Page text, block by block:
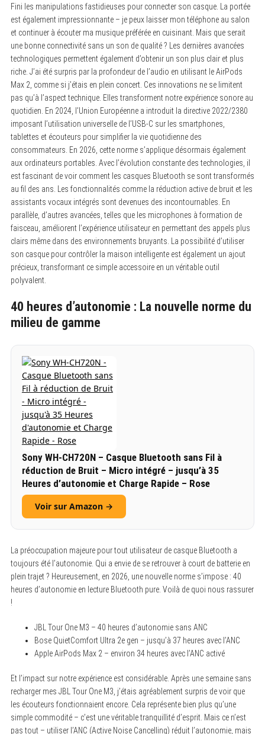
Fini les manipulations fastidieuses pour connecter son casque. La portée
est également impressionnante – je peux laisser mon téléphone au salon
et continuer à écouter ma musique préférée en cuisinant. Mais que serait
une bonne connectivité sans un son de qualité ? Les dernières avancées
technologiques permettent également d’obtenir un son plus clair et plus
riche. J’ai été surpris par la profondeur de l’audio en utilisant le AirPods
Max 2, comme si j’étais en plein concert. Ces innovations ne se limitent
pas qu’à l’aspect technique. Elles transforment notre expérience sonore au
quotidien. En 2024, l’Union Européenne a introduit la directive 2022/2380
imposant l’utilisation universelle de l’USB-C sur les smartphones,
tablettes et écouteurs pour simplifier la vie quotidienne des
consommateurs. En 2026, cette norme s’applique désormais également
aux ordinateurs portables. Avec l’évolution constante des technologies, il
est fascinant de voir comment les casques Bluetooth se sont transformés
au fil des ans. Les fonctionnalités comme la réduction active de bruit et les
assistants vocaux intégrés sont devenues des incontournables. En
parallèle, d’autres avancées, telles que les microphones à formation de
faisceau, améliorent l’expérience utilisateur en permettant des appels plus
clairs même dans des environnements bruyants. La possibilité d’utiliser
son casque pour contrôler la maison intelligente est également un ajout
précieux, transformant ce simple accessoire en un véritable outil
polyvalent.
40 heures d’autonomie : La nouvelle norme du
milieu de gamme
Sony WH-CH720N – Casque Bluetooth sans Fil à
réduction de Bruit – Micro intégré – jusqu’à 35
Heures d’autonomie et Charge Rapide – Rose
Voir sur Amazon →
La préoccupation majeure pour tout utilisateur de casque Bluetooth a
toujours été l’autonomie. Qui a envie de se retrouver à court de batterie en
plein trajet ? Heureusement, en 2026, une nouvelle norme s’impose : 40
heures d’autonomie en lecture Bluetooth pure. Voilà de quoi nous rassurer
!
JBL Tour One M3 – 40 heures d’autonomie sans ANC
Bose QuietComfort Ultra 2e gen – jusqu’à 37 heures avec l’ANC
Apple AirPods Max 2 – environ 34 heures avec l’ANC activé
Et l’impact sur notre expérience est considérable. Après une semaine sans
recharger mes JBL Tour One M3, j’étais agréablement surpris de voir que
les écouteurs fonctionnaient encore. Cela représente bien plus qu’une
simple commodité – c’est une véritable tranquillité d’esprit. Mais ce n’est
pas tout – utiliser l’ANC (Active Noise Cancelling) réduit l’autonomie, mais